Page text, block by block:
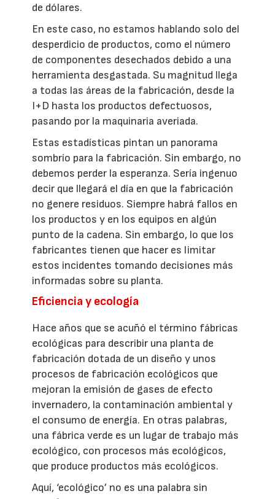
de dólares.
En este caso, no estamos hablando solo del
desperdicio de productos, como el número
de componentes desechados debido a una
herramienta desgastada. Su magnitud llega
a todas las áreas de la fabricación, desde la
I+D hasta los productos defectuosos,
pasando por la maquinaria averiada.
Estas estadísticas pintan un panorama
sombrío para la fabricación. Sin embargo, no
debemos perder la esperanza. Sería ingenuo
decir que llegará el día en que la fabricación
no genere residuos. Siempre habrá fallos en
los productos y en los equipos en algún
punto de la cadena. Sin embargo, lo que los
fabricantes tienen que hacer es limitar
estos incidentes tomando decisiones más
informadas sobre su planta.
Eficiencia y ecología
Hace años que se acuñó el término fábricas
ecológicas para describir una planta de
fabricación dotada de un diseño y unos
procesos de fabricación ecológicos que
mejoran la emisión de gases de efecto
invernadero, la contaminación ambiental y
el consumo de energía. En otras palabras,
una fábrica verde es un lugar de trabajo más
ecológico, con procesos más ecológicos,
que produce productos más ecológicos.
Aquí, ‘ecológico’ no es una palabra sin